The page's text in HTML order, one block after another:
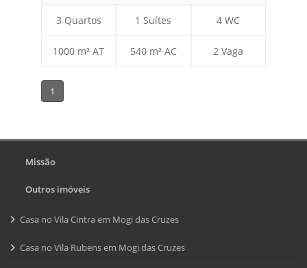
3 Quartos 1 Suítes 4 WC
1000 m² AT 540 m² AC 2 Vaga
1
Missão
Outros imóveis
Casa no Vila Cintra em Mogi das Cruzes
Casa no Vila Rubens em Mogi das Cruzes